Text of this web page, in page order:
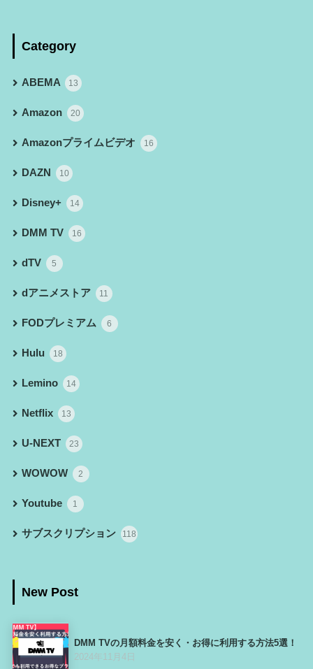
Category
ABEMA 13
Amazon 20
Amazonプライムビデオ 16
DAZN 10
Disney+ 14
DMM TV 16
dTV 5
dアニメストア 11
FODプレミアム 6
Hulu 18
Lemino 14
Netflix 13
U-NEXT 23
WOWOW 2
Youtube 1
サブスクリプション 118
New Post
DMM TVの月額料金を安く・お得に利用する方法5選！
2024年11月4日